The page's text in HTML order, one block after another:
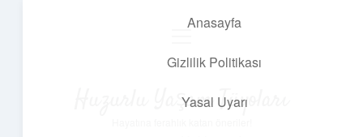
Anasayfa
Gizlilik Politikası
Yasal Uyarı
Huzurlu Yaşam Tüyoları